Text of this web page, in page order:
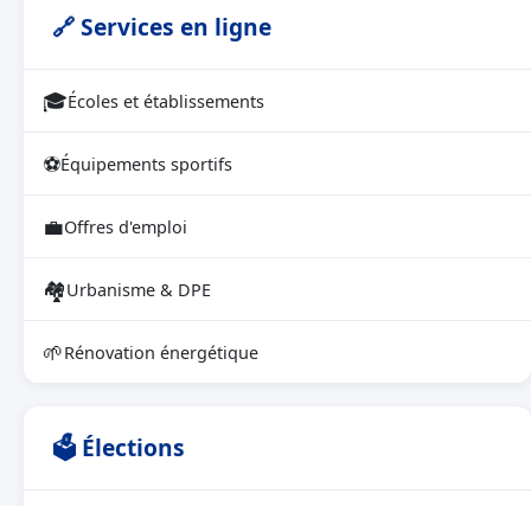
🔗 Services en ligne
🎓Écoles et établissements
⚽Équipements sportifs
💼Offres d'emploi
🏘Urbanisme & DPE
🌱Rénovation énergétique
🗳 Élections